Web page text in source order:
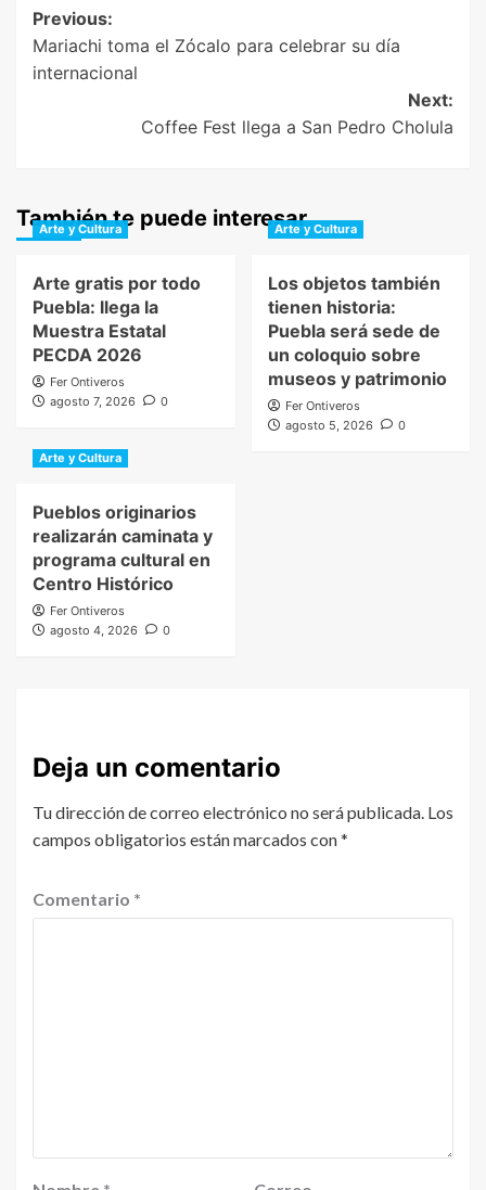
Post
navigation
Previous:
Mariachi toma el Zócalo para celebrar su día
internacional
Next:
Coffee Fest llega a San Pedro Cholula
También te puede interesar
Arte y Cultura
Arte gratis por todo
Puebla: llega la
Muestra Estatal
PECDA 2026
Fer Ontiveros
agosto 7, 2026
0
Arte y Cultura
Los objetos también
tienen historia:
Puebla será sede de
un coloquio sobre
museos y patrimonio
Fer Ontiveros
agosto 5, 2026
0
Arte y Cultura
Pueblos originarios
realizarán caminata y
programa cultural en
Centro Histórico
Fer Ontiveros
agosto 4, 2026
0
Deja un comentario
Tu dirección de correo electrónico no será publicada. Los
campos obligatorios están marcados con*
Comentario *